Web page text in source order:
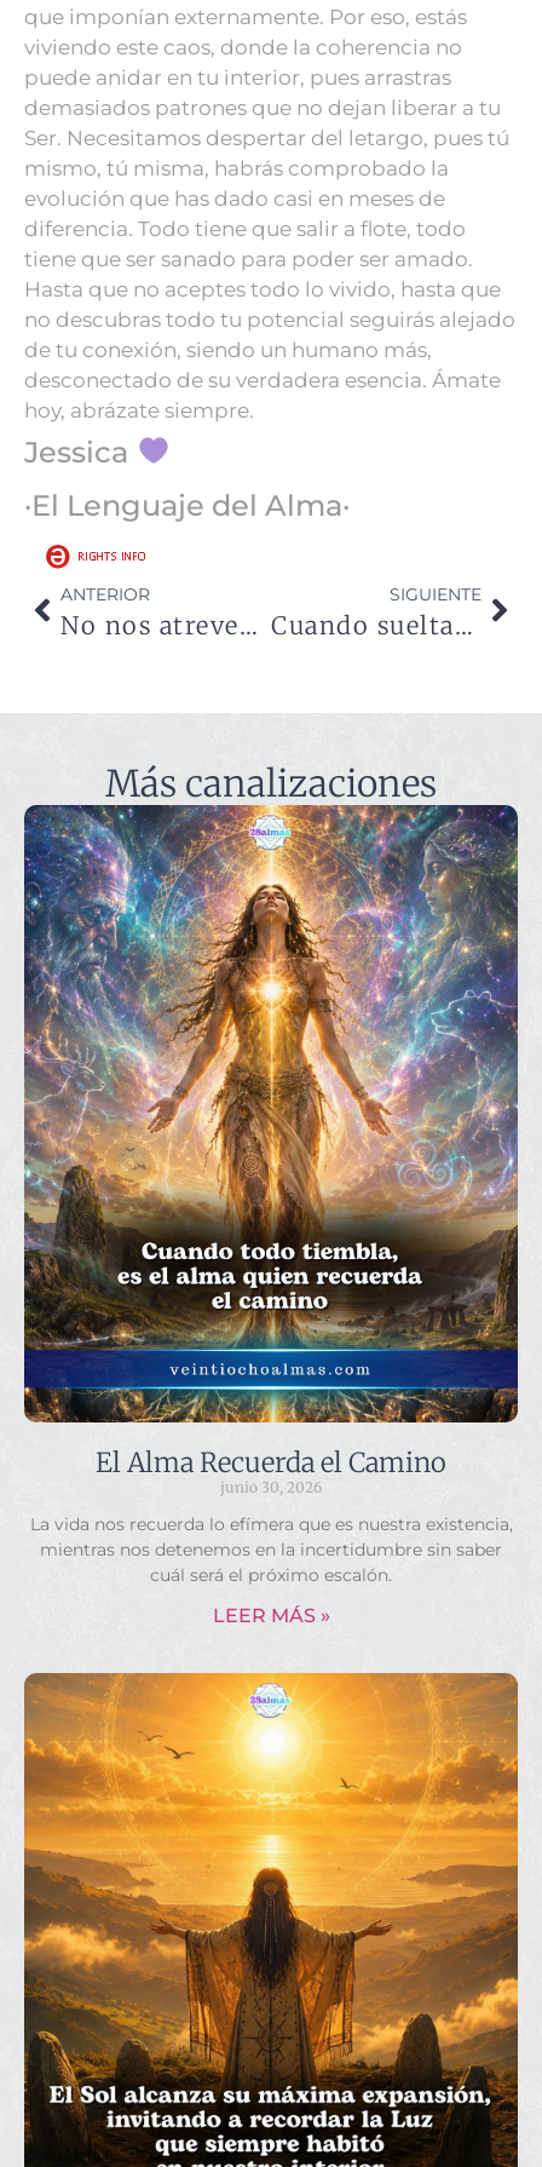
que imponían externamente. Por eso, estás
viviendo este caos, donde la coherencia no
puede anidar en tu interior, pues arrastras
demasiados patrones que no dejan liberar a tu
Ser. Necesitamos despertar del letargo, pues tú
mismo, tú misma, habrás comprobado la
evolución que has dado casi en meses de
diferencia. Todo tiene que salir a flote, todo
tiene que ser sanado para poder ser amado.
Hasta que no aceptes todo lo vivido, hasta que
no descubras todo tu potencial seguirás alejado
de tu conexión, siendo un humano más,
desconectado de su verdadera esencia. Ámate
hoy, abrázate siempre.
Jessica
·El Lenguaje del Alma·
ANTERIOR
No nos atrevemos a vivir
SIGUIENTE
Cuando sueltas todo fluye
Más canalizaciones
El Alma Recuerda el Camino
junio 30, 2026
La vida nos recuerda lo efímera que es nuestra existencia,
mientras nos detenemos en la incertidumbre sin saber
cuál será el próximo escalón.
LEER MÁS »